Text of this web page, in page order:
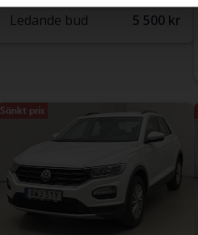
Ledande bud 5 500 kr
Sänkt pris